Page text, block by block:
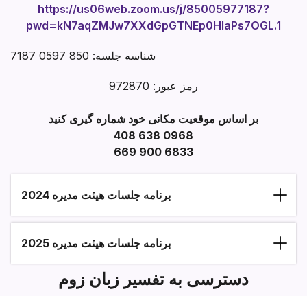
https://us06web.zoom.us/j/85005977187?
pwd=kN7aqZMJw7XXdGpGTNEp0HlaPs7OGL.1
شناسه جلسه: 850 0597 7187
رمز عبور: 972870
بر اساس موقعیت مکانی خود شماره گیری کنید
408 638 0968
669 900 6833
Section heading
برنامه جلسات هیئت مدیره 2024
برنامه جلسات هیئت مدیره 2025
دسترسی به تفسیر زبان زوم